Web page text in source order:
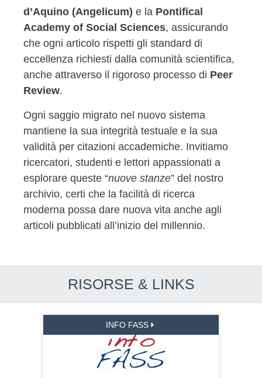
d’Aquino (Angelicum) e la Pontifical
Academy of Social Sciences, assicurando
che ogni articolo rispetti gli standard di
eccellenza richiesti dalla comunità scientifica,
anche attraverso il rigoroso processo di Peer
Review.
Ogni saggio migrato nel nuovo sistema
mantiene la sua integrità testuale e la sua
validità per citazioni accademiche. Invitiamo
ricercatori, studenti e lettori appassionati a
esplorare queste “nuove stanze” del nostro
archivio, certi che la facilità di ricerca
moderna possa dare nuova vita anche agli
articoli pubblicati all’inizio del millennio.
RISORSE & LINKS
INFO FASS